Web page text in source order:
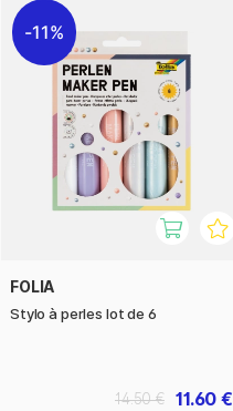
11%
FOLIA
Stylo à perles lot de 6
11.60 €
14.50 €